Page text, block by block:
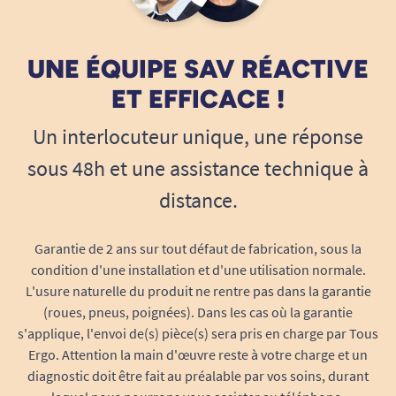
simplement de petites mains. L’ergonomie du
manche permet d’éviter la crispation et la
fatigue, en assurant une prise ferme et
confortable. Sa texture douce limite le
glissement, permettant une manipulation
agréable et efficace à chaque repas.
Manche épais et arrondipour une saisie
l’amplitude de la main.
confort d’utilisation prolongée.
Convient parfaitement aux enfants,
personnes âgées, aidants et personnel
médical.
Facile à entretenir, hygiénique et sûr
au quotidien
UNE ÉQUIPE SAV RÉACTIVE
ET EFFICACE !
Un interlocuteur unique, une réponse
sous 48h et une assistance technique à
distance.
Garantie de 2 ans sur tout défaut de fabrication, sous la
condition d'une installation et d'une utilisation normale.
L'usure naturelle du produit ne rentre pas dans la garantie
(roues, pneus, poignées). Dans les cas où la garantie
s'applique, l'envoi de(s) pièce(s) sera pris en charge par Tous
Ergo. Attention la main d'œuvre reste à votre charge et un
diagnostic doit être fait au préalable par vos soins, durant